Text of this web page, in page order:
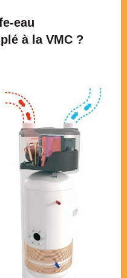
eau
à la VMC ?